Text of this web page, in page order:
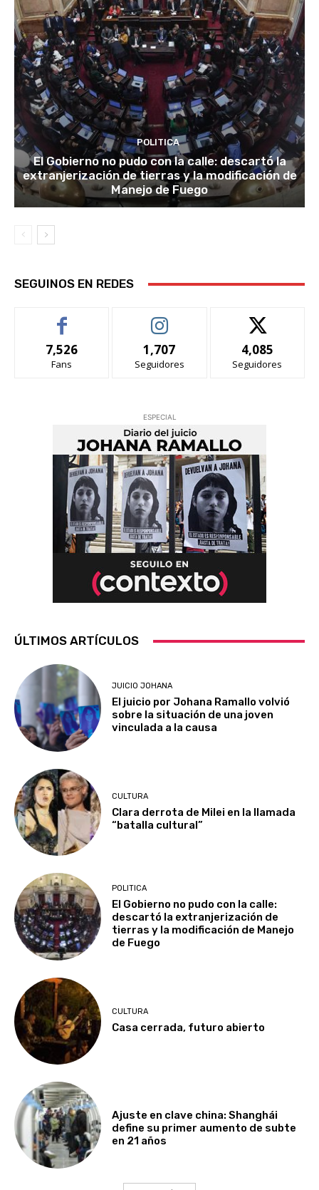
POLITICA
El Gobierno no pudo con la calle: descartó la
extranjerización de tierras y la modificación de
Manejo de Fuego
SEGUINOS EN REDES
7,526
Fans
1,707
Seguidores
4,085
Seguidores
ESPECIAL
ÚLTIMOS ARTÍCULOS
JUICIO JOHANA
El juicio por Johana Ramallo volvió
sobre la situación de una joven
vinculada a la causa
CULTURA
Clara derrota de Milei en la llamada
“batalla cultural”
POLITICA
El Gobierno no pudo con la calle:
descartó la extranjerización de
tierras y la modificación de Manejo
de Fuego
CULTURA
Casa cerrada, futuro abierto
Ajuste en clave china: Shanghái
define su primer aumento de subte
en 21 años